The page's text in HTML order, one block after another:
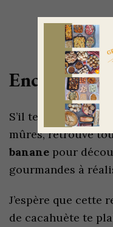
Encore des
S’il te reste encore
mûres, retrouve
banane pour
gourmandes à
J’espère que cette
de cacahuète te